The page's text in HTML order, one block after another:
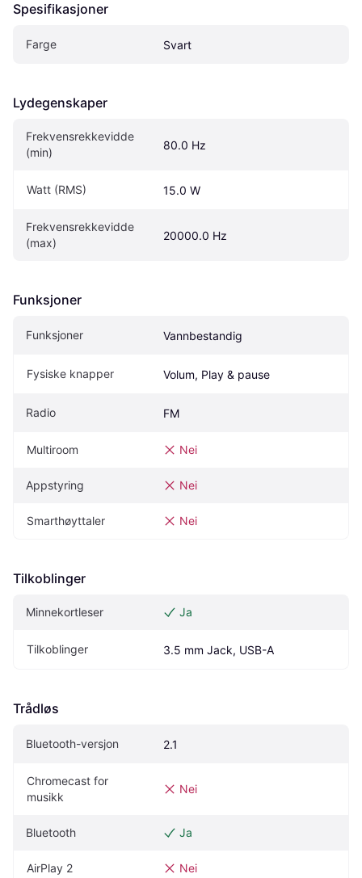
Spesifikasjoner
Farge Svart
Lydegenskaper
Frekvensrekkevidde
(min)
80.0 Hz
Watt (RMS) 15.0 W
Frekvensrekkevidde
(max)
20000.0 Hz
Funksjoner
Funksjoner Vannbestandig
Fysiske knapper Volum, Play & pause
Radio FM
Multiroom Nei
Appstyring Nei
Smarthøyttaler Nei
Tilkoblinger
Minnekortleser Ja
Tilkoblinger 3.5 mm Jack, USB-A
Trådløs
Bluetooth-versjon 2.1
Chromecast for
musikk
Nei
Bluetooth Ja
AirPlay 2 Nei